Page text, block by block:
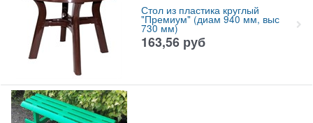
Стол из пластика круглый
"Премиум" (диам 940 мм, выс
730 мм)
163,56 руб